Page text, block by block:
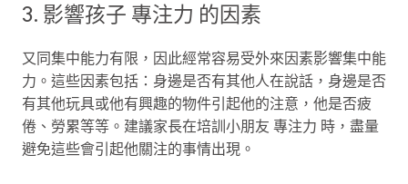
3. 影響孩子 專注力 的因素
又同集中能力有限，因此經常容易受外來因素影響集中能
力。這些因素包括：身邊是否有其他人在說話，身邊是否
有其他玩具或他有興趣的物件引起他的注意，他是否疲
倦、勞累等等。建議家長在培訓小朋友 專注力 時，盡量
避免這些會引起他關注的事情出現。